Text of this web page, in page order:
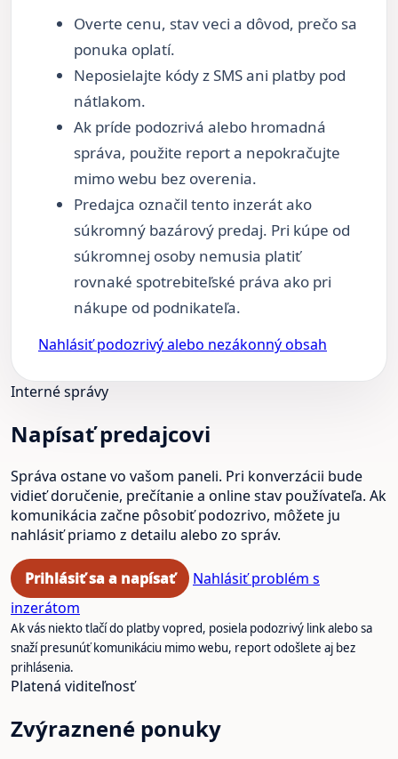
Overte cenu, stav veci a dôvod, prečo sa
ponuka oplatí.
Neposielajte kódy z SMS ani platby pod
nátlakom.
Ak príde podozrivá alebo hromadná
správa, použite report a nepokračujte
mimo webu bez overenia.
Predajca označil tento inzerát ako
súkromný bazárový predaj. Pri kúpe od
súkromnej osoby nemusia platiť
rovnaké spotrebiteľské práva ako pri
nákupe od podnikateľa.
Nahlásiť podozrivý alebo nezákonný obsah
Interné správy
Napísať predajcovi
Správa ostane vo vašom paneli. Pri konverzácii bude
vidieť doručenie, prečítanie a online stav používateľa. Ak
komunikácia začne pôsobiť podozrivo, môžete ju
nahlásiť priamo z detailu alebo zo správ.
Prihlásiť sa a napísať
Nahlásiť problém s
inzerátom
Ak vás niekto tlačí do platby vopred, posiela podozrivý link alebo sa
snaží presunúť komunikáciu mimo webu, report odošlete aj bez
prihlásenia.
Platená viditeľnosť
Zvýraznené ponuky